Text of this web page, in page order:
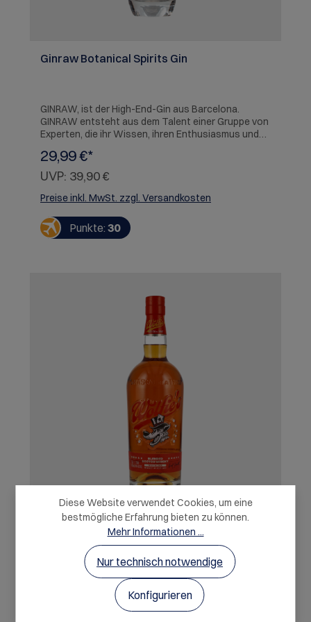
Ginraw Botanical Spirits Gin
GINRAW, ist der High-End-Gin aus Barcelona.
GINRAW entsteht aus dem Talent einer Gruppe von
Experten, die ihr Wissen, ihren Enthusiasmus und
zu kreieren. Hergestellt in kleinen Chargen von
5.000 Flaschen, einzeln nummeriert, verwendet
Ginraw ein einzigartiges Herstellungsverfahren, das
die traditionelle Art mit den neuesten
kombiniert. Das Ergebnis ist ein subtiler und
eleganter Gin mit einem frischen Aroma und
29,99 €*
UVP: 39,90 €
Preise inkl. MwSt. zzgl. Versandkosten
Punkte: 30
Loch Lomond Wolfie's Blended Scotch
Whisky First Release 0,7l 40%
Ein Whisky, der Musik und Tradition vereint. Der
Wolfie’s Blended Scotch Whisky ist eine Hommage
an die Rock’n’Roll Wurzeln von Rod Stewart und
Diese Website verwendet Cookies, um eine
bestmögliche Erfahrung bieten zu können.
Mehr Informationen ...
Nur technisch notwendige
Konfigurieren